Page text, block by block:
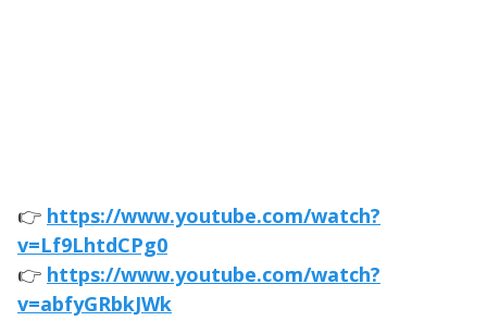
👉 https://www.youtube.com/watch?
v=Lf9LhtdCPg0
👉 https://www.youtube.com/watch?
v=abfyGRbkJWk